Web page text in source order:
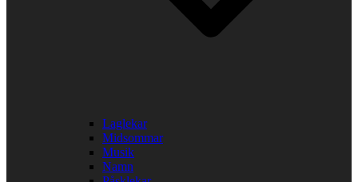
Laglekar
Midsommar
Musik
Namn